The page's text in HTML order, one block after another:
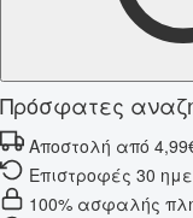
Πρόσφατες
Αποστολή από
Επιστροφές 30
100% ασφαλής